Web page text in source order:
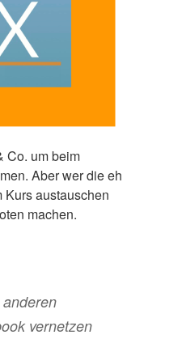
Co. um beim
Aber wer die eh
Kurs austauschen
machen.
vernetzen